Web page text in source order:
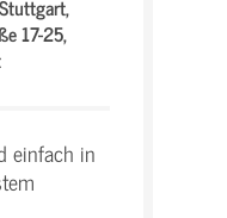
17-25,
einfach in